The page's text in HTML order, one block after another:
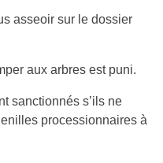
asseoir sur le dossier
aux arbres est puni.
sanctionnés s’ils ne
processionnaires à